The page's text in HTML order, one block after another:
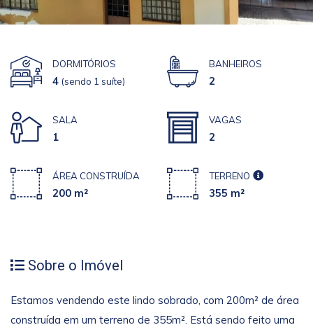
DORMITÓRIOS
4 (sendo 1 suíte)
BANHEIROS
2
SALA
1
VAGAS
2
ÁREA CONSTRUÍDA
200 m²
TERRENO
355 m²
Sobre o Imóvel
Estamos vendendo este lindo sobrado, com 200m² de área
construída em um terreno de 355m². Está sendo feito uma